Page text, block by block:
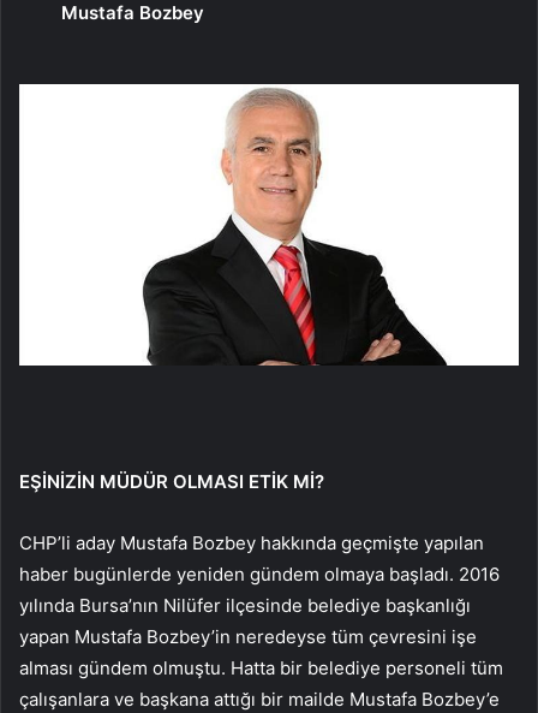
Mustafa Bozbey
EŞİNİZİN MÜDÜR OLMASI ETİK Mİ?
CHP’li aday Mustafa Bozbey hakkında geçmişte yapılan
haber bugünlerde yeniden gündem olmaya başladı. 2016
yılında Bursa’nın Nilüfer ilçesinde belediye başkanlığı
yapan Mustafa Bozbey’in neredeyse tüm çevresini işe
alması gündem olmuştu. Hatta bir belediye personeli tüm
çalışanlara ve başkana attığı bir mailde Mustafa Bozbey’e